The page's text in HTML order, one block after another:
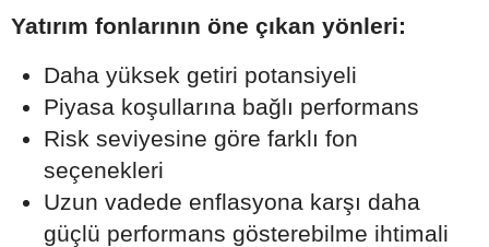
Yatırım fonlarının öne çıkan yönleri:
Daha yüksek getiri potansiyeli
Piyasa koşullarına bağlı performans
Risk seviyesine göre farklı fon
seçenekleri
Uzun vadede enflasyona karşı daha
güçlü performans gösterebilme ihtimali